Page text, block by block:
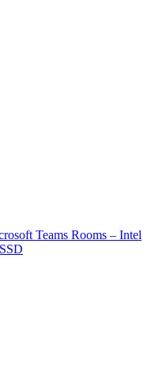
Teams Rooms – Intel